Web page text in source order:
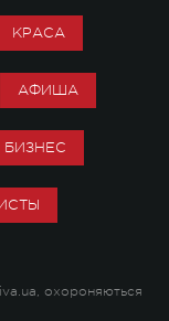
КРАСА
АФИША
БИЗНЕС
охороняються